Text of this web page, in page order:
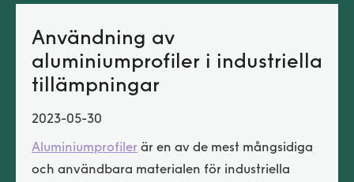
Användning av
aluminiumprofiler i industriella
tillämpningar
2023-05-30
Aluminiumprofiler är en av de mest mångsidiga
och användbara materialen för industriella